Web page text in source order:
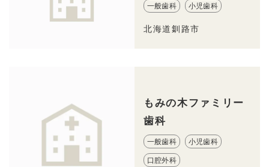
一般歯科 小児歯科
北海道釧路市
もみの木ファミリー
歯科
一般歯科 小児歯科
口腔外科